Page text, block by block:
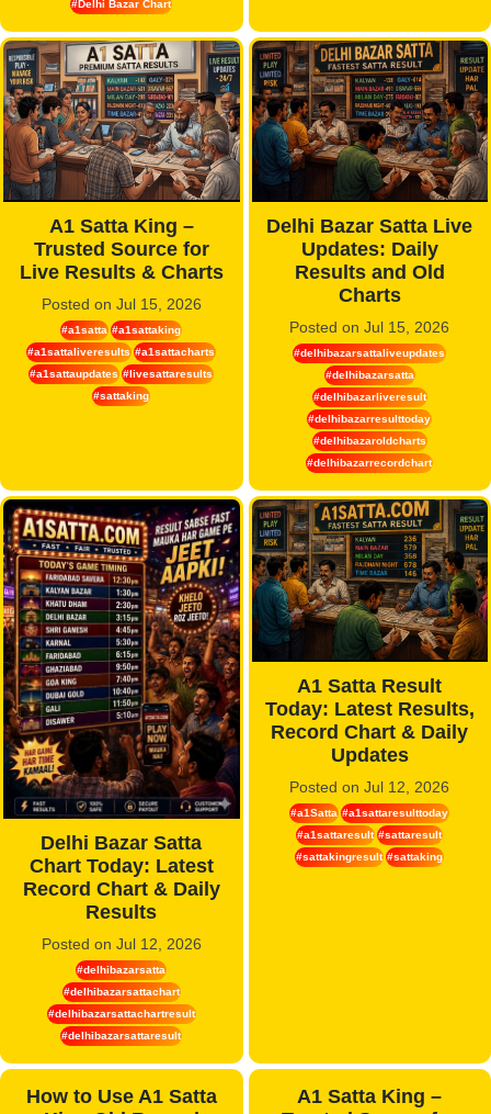
#Delhi Bazar Chart
A1 Satta King –
Trusted Source for
Live Results & Charts
Posted on Jul 15, 2026
#a1satta #a1sattaking
#a1sattaliveresults #a1sattacharts
#a1sattaupdates #livesattaresults
#sattaking
Delhi Bazar Satta Live
Updates: Daily
Results and Old
Charts
Posted on Jul 15, 2026
#delhibazarsattaliveupdates
#delhibazarsatta
#delhibazarliveresult
#delhibazarresulttoday
#delhibazaroldcharts
#delhibazarrecordchart
Delhi Bazar Satta
Chart Today: Latest
Record Chart & Daily
Results
Posted on Jul 12, 2026
#delhibazarsatta
#delhibazarsattachart
#delhibazarsattachartresult
#delhibazarsattaresult
A1 Satta Result
Today: Latest Results,
Record Chart & Daily
Updates
Posted on Jul 12, 2026
#a1Satta #a1sattaresulttoday
#a1sattaresult #sattaresult
#sattakingresult #sattaking